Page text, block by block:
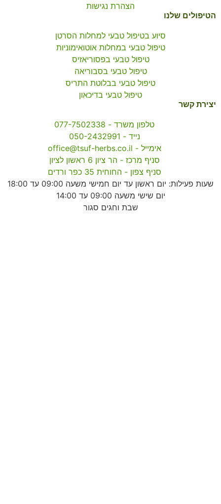
הצהרת נגישות
הטיפולים שלנו
סיוע בטיפול טבעי למחלות הסרטן
טיפול טבעי במחלות אוטואימוניות
טיפול טבעי בפסוריאזיס
טיפול טבעי בסבוריאה
טיפול טבעי בבלוטת התריס
טיפול טבעי בדיכאון
יצירת קשר
טלפון משרד - 077-7502338
נייד - 050-2432991
אימייל - office@tsuf-herbs.co.il
סניף מרכז - הר ציון 6 ראשון לציון
סניף צפון - החוחית 35 כפר ורדים
שעות פעילות: יום ראשון עד יום חמישי משעה 09:00 עד 18:00
יום שישי משעה 09:00 עד 14:00
שבת וחגים סגור